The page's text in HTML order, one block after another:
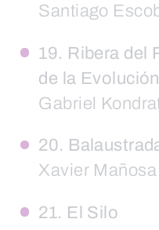
Santiago
19. Ribera del
de la
Gabriel
20.
Xavier Mañosa
21. El Silo